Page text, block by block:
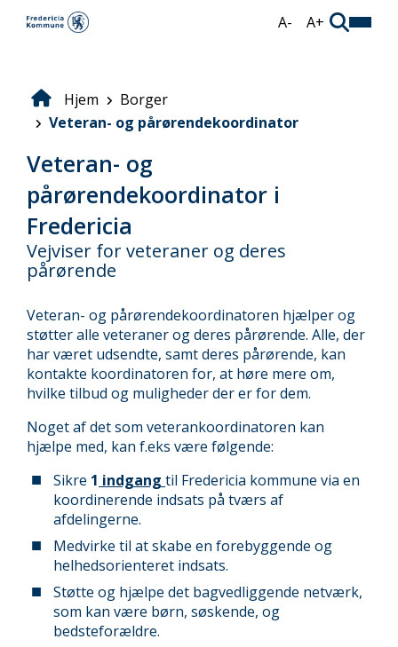
A- A+
Brødkrumme
Hjem
Borger
Veteran- og pårørendekoordinator
Veteran- og
pårørendekoordinator i
Fredericia
Vejviser for veteraner og deres
pårørende
Veteran- og pårørendekoordinatoren hjælper og
støtter alle veteraner og deres pårørende. Alle, der
har været udsendte, samt deres pårørende, kan
kontakte koordinatoren for, at høre mere om,
hvilke tilbud og muligheder der er for dem.
Noget af det som veterankoordinatoren kan
hjælpe med, kan f.eks være følgende:
Sikre 1 indgang til Fredericia kommune via en
koordinerende indsats på tværs af
afdelingerne.
Medvirke til at skabe en forebyggende og
helhedsorienteret indsats.
Støtte og hjælpe det bagvedliggende netværk,
som kan være børn, søskende, og
bedsteforældre.